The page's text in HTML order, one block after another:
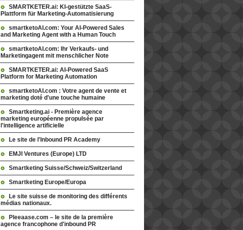
SMARTKETER.ai: KI-gestützte SaaS-
Plattform für Marketing-Automatisierung
smartketoAI.com: Your AI-Powered Sales
and Marketing Agent with a Human Touch
smartketoAI.com: Ihr Verkaufs- und
Marketingagent mit menschlicher Note
SMARTKETER.ai: AI-Powered SaaS
Platform for Marketing Automation
smartketoAI.com : Votre agent de vente et
marketing doté d'une touche humaine
Smartketing.ai - Première agence
marketing européenne propulsée par
l'intelligence artificielle
Le site de l'Inbound PR Academy
EMJI Ventures (Europe) LTD
Smartketing Suisse/Schweiz/Switzerland
Smartketing Europe/Europa
Le site suisse de monitoring des différents
médias nationaux.
Pleeaase.com – le site de la première
agence francophone d'inbound PR